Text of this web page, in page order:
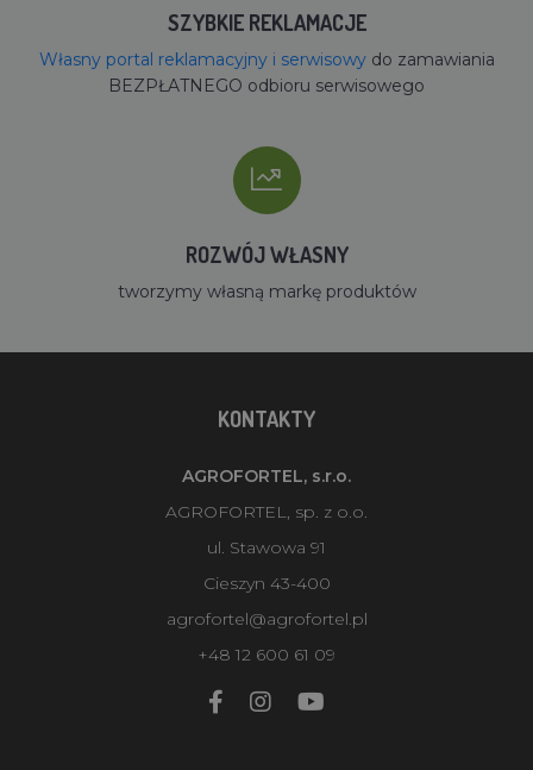
SZYBKIE REKLAMACJE
Własny portal reklamacyjny i serwisowydo zamawiania
BEZPŁATNEGO odbioru serwisowego
ROZWÓJ WŁASNY
tworzymy własną markę produktów
KONTAKTY
AGROFORTEL, s.r.o.
AGROFORTEL, sp. z o.o.
ul. Stawowa 91
Cieszyn 43-400
agrofortel@agrofortel.pl
+48 12 600 61 09